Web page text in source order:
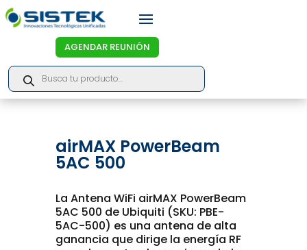
AGENDAR REUNIÓN
Products
search
airMAX PowerBeam
5AC 500
La Antena WiFi airMAX PowerBeam
5AC 500 de Ubiquiti (SKU: PBE-
5AC-500) es una antena de alta
ganancia que dirige la energía RF